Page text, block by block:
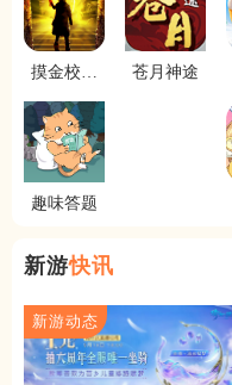
摸金校尉
苍月神途
趣味答题
新游快讯
新游动态